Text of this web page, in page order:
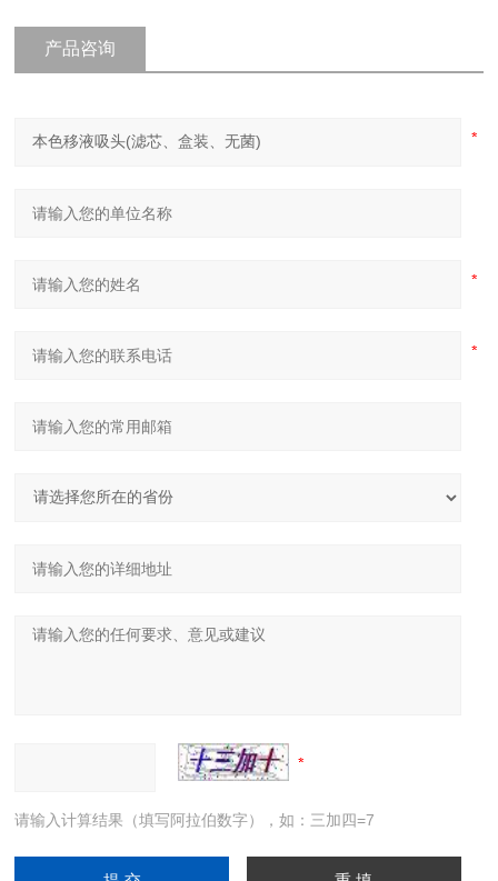
产品咨询
请输入计算结果（填写阿拉伯数字），如：三加四=7